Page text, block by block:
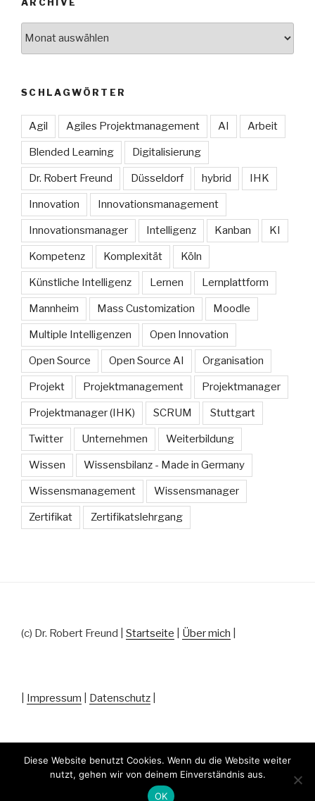
ARCHIVE
SCHLAGWÖRTER
Agil Agiles Projektmanagement AI Arbeit
Blended Learning Digitalisierung
Dr. Robert Freund Düsseldorf hybrid IHK
Innovation Innovationsmanagement
Innovationsmanager Intelligenz Kanban KI
Kompetenz Komplexität Köln
Künstliche Intelligenz Lernen Lernplattform
Mannheim Mass Customization Moodle
Multiple Intelligenzen Open Innovation
Open Source Open Source AI Organisation
Projekt Projektmanagement Projektmanager
Projektmanager (IHK) SCRUM Stuttgart
Twitter Unternehmen Weiterbildung
Wissen Wissensbilanz - Made in Germany
Wissensmanagement Wissensmanager
Zertifikat Zertifikatslehrgang
(c) Dr. Robert Freund | Startseite Über mich
Impressum Datenschutz
Datenschutz Stolz präsentiert von WordPress
Diese Website benutzt Cookies. Wenn du die Website weiter
nutzt, gehen wir von deinem Einverständnis aus.
OK